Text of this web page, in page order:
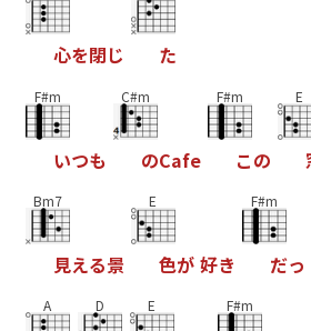
心を閉じ た
F#m
いつも
C#m
のCafe
F#m
この
E
Bm7
見える景
E
色が 好き
F#m
だっ
A D E F#m